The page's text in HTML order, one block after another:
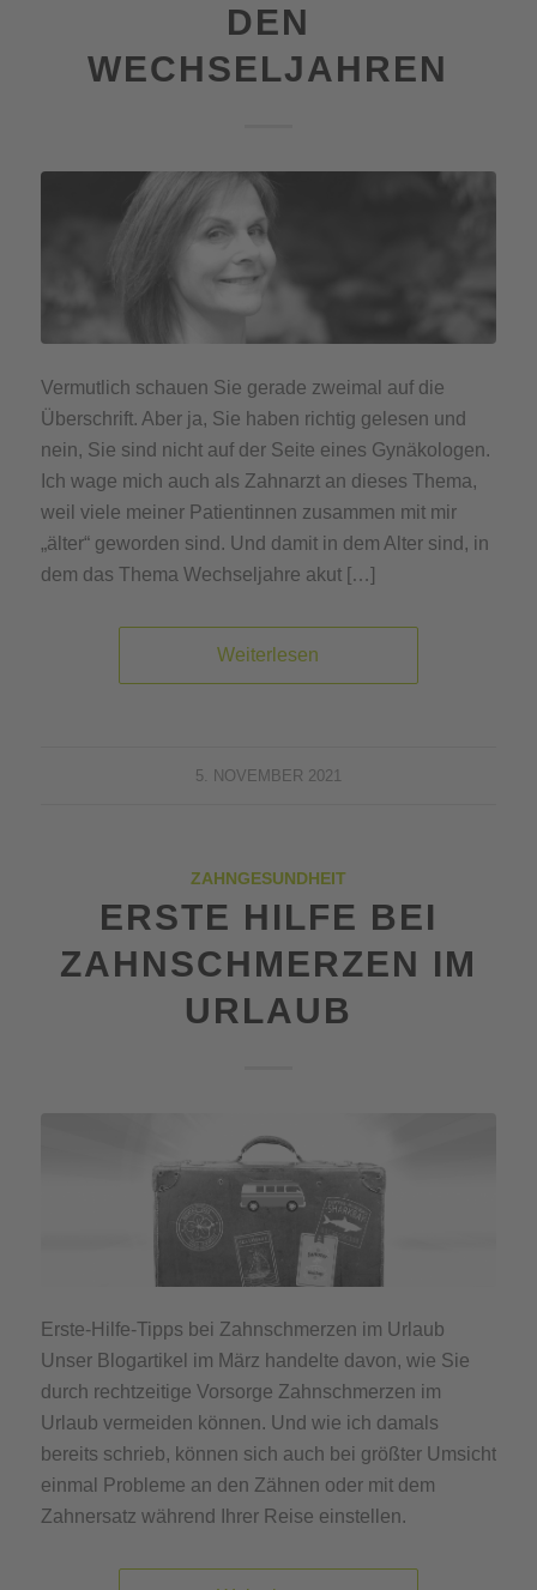
DEN
WECHSELJAHREN
Vermutlich schauen Sie gerade zweimal auf die
Überschrift. Aber ja, Sie haben richtig gelesen und
nein, Sie sind nicht auf der Seite eines Gynäkologen.
Ich wage mich auch als Zahnarzt an dieses Thema,
weil viele meiner Patientinnen zusammen mit mir
„älter“ geworden sind. Und damit in dem Alter sind, in
dem das Thema Wechseljahre akut […]
Weiterlesen
5. NOVEMBER 2021
ZAHNGESUNDHEIT
ERSTE HILFE BEI
ZAHNSCHMERZEN IM
URLAUB
Erste-Hilfe-Tipps bei Zahnschmerzen im Urlaub
Unser Blogartikel im März handelte davon, wie Sie
durch rechtzeitige Vorsorge Zahnschmerzen im
Urlaub vermeiden können. Und wie ich damals
bereits schrieb, können sich auch bei größter Umsicht
einmal Probleme an den Zähnen oder mit dem
Zahnersatz während Ihrer Reise einstellen.